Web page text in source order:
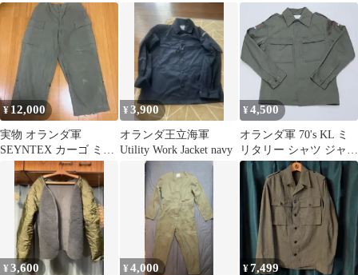
古着
パンツ 78×80
¥12,000
実物 オランダ軍
SEYNTEX カーゴ ミリ
タリーパンツ オリーブ
90×80
¥3,900
オランダ王立海軍
Utility Work Jacket navy
¥4,500
オランダ軍 70's KL ミ
リタリー シャツ ジャケ
ット
¥3,600 ¥4,000 ¥7,499